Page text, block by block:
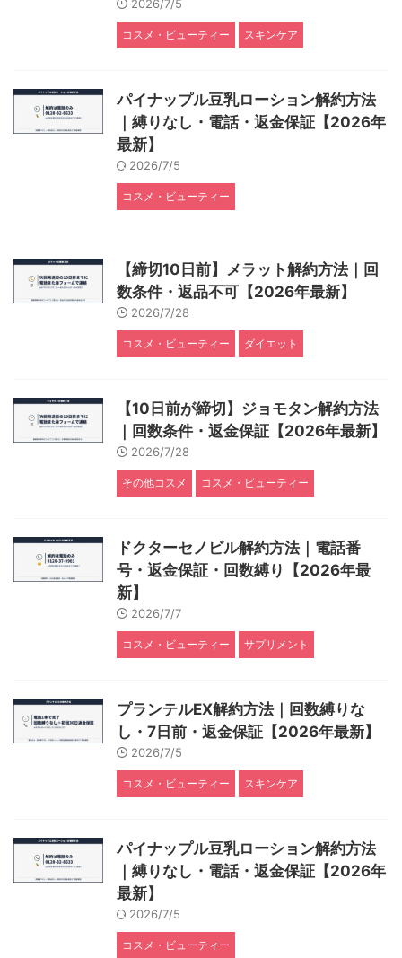
2026/7/5
コスメ・ビューティー スキンケア
パイナップル豆乳ローション解約方法
｜縛りなし・電話・返金保証【2026年
最新】
2026/7/5
コスメ・ビューティー
【締切10日前】メラット解約方法｜回
数条件・返品不可【2026年最新】
2026/7/28
コスメ・ビューティー ダイエット
【10日前が締切】ジョモタン解約方法
｜回数条件・返金保証【2026年最新】
2026/7/28
その他コスメ コスメ・ビューティー
ドクターセノビル解約方法｜電話番
号・返金保証・回数縛り【2026年最
新】
2026/7/7
コスメ・ビューティー サプリメント
プランテルEX解約方法｜回数縛りな
し・7日前・返金保証【2026年最新】
2026/7/5
コスメ・ビューティー スキンケア
パイナップル豆乳ローション解約方法
｜縛りなし・電話・返金保証【2026年
最新】
2026/7/5
コスメ・ビューティー